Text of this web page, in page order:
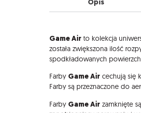
Opis
Opis
Game Air to kolekcja
została zwiększona ilość
spodkładowanych
Farby Game Air cechują się
Farby są przeznaczone do
Farby Game Air zamknięte